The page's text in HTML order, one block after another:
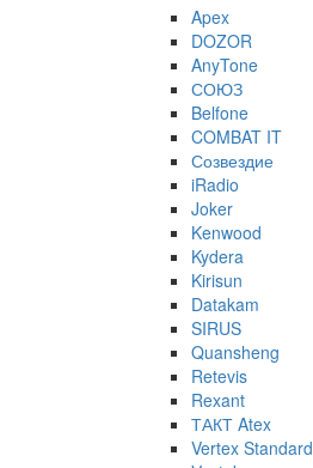
Apex
DOZOR
AnyTone
СОЮЗ
Belfone
COMBAT IT
Созвездие
iRadio
Joker
Kenwood
Kydera
Kirisun
Datakam
SIRUS
Quansheng
Retevis
Rexant
ТАКТ Atex
Vertex Standard